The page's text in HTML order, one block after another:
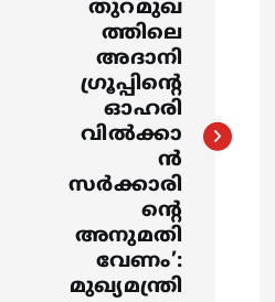
തുറമുഖ
ത്തിലെ
അദാനി
ഗ്രൂപ്പിന്റെ
ഓഹരി
വിൽക്കാ
ൻ
സർക്കാരി
ന്റെ
അനുമതി
വേണം’:
മുഖ്യമന്ത്രി